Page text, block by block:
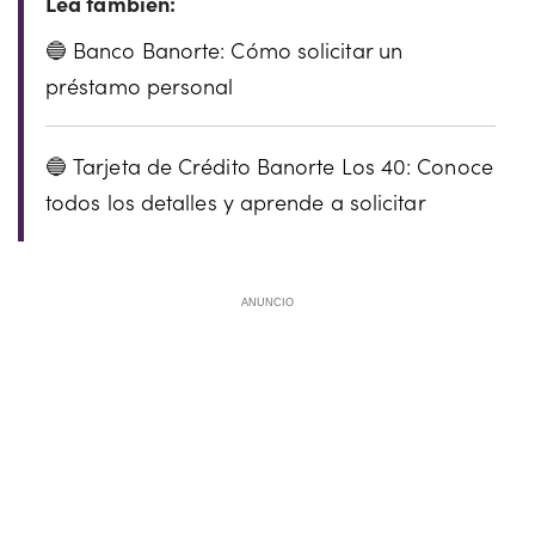
Banco Banorte: Cómo solicitar un
préstamo personal
Tarjeta de Crédito Banorte Los 40: Conoce
todos los detalles y aprende a solicitar
ANUNCIO